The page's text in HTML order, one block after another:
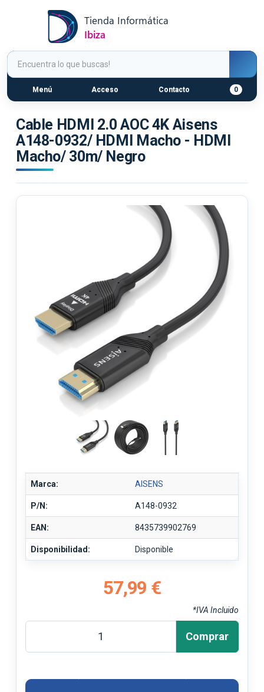
Menú Acceso Contacto 0
Cable HDMI 2.0 AOC 4K Aisens
A148-0932/ HDMI Macho - HDMI
Macho/ 30m/ Negro
Marca: AISENS
P/N: A148-0932
EAN: 8435739902769
Disponibilidad: Disponible
57,99 €
*IVA Incluido
Comprar